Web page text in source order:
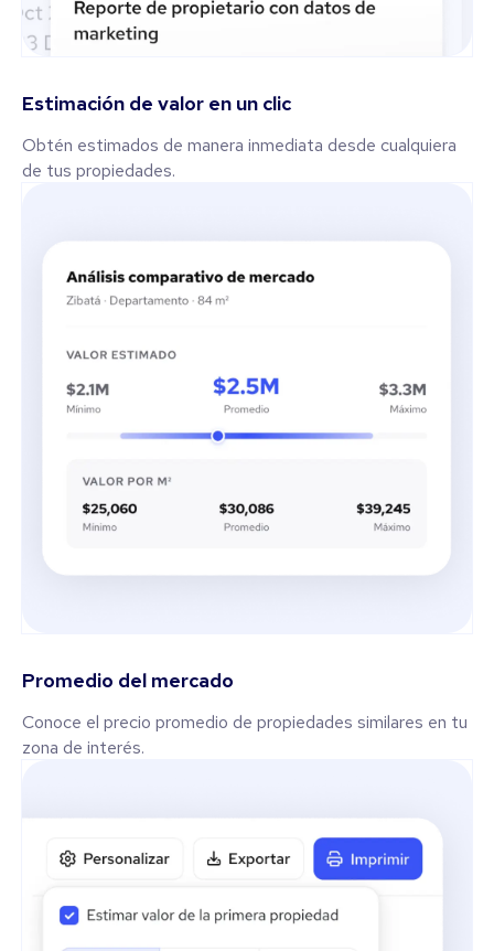
Estimación de valor en un clic
Obtén estimados de manera inmediata desde cualquiera
de tus propiedades.
Promedio del mercado
Conoce el precio promedio de propiedades similares en tu
zona de interés.